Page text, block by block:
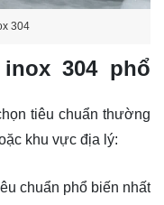
304
304 phổ
tiêu chuẩn thường
khu vực địa lý:
chuẩn phổ biến nhất